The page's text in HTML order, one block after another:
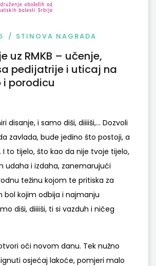
STINOVA NAGRADA
uz RMKB – učenje,
pedijatrije i uticaj na
porodicu
disanje, i samo diši, diiiiši,... Dozvoli
zavlada, bude jedino što postoji, a
I to tijelo, što kao da nije tvoje tijelo,
udaha i izdaha, zanemarujući
težinu kojom te pritiska za
bol kojim odbija i najmanju
diši, diiiiši, ti si vazduh i ničeg
oči novom danu. Tek nužno
osjećaj lakoće, pomjeri malo